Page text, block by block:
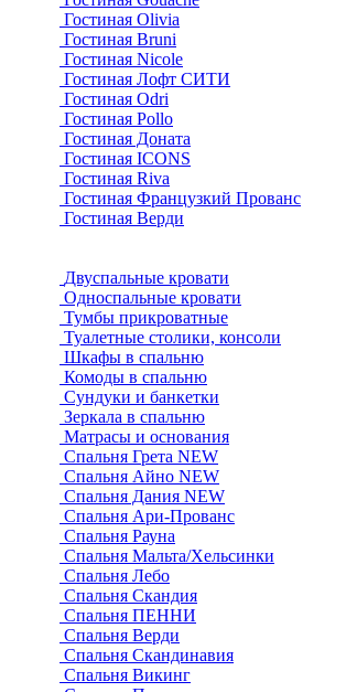
Гостиная Olivia
Гостиная Bruni
Гостиная Nicole
Гостиная Лофт СИТИ
Гостиная Odri
Гостиная Pollo
Гостиная Доната
Гостиная ICONS
Гостиная Riva
Гостиная Французкий Прованс
Гостиная Верди
Двуспальные кровати
Односпальные кровати
Тумбы прикроватные
Туалетные столики, консоли
Шкафы в спальню
Комоды в спальню
Сундуки и банкетки
Зеркала в спальню
Матрасы и основания
Спальня Грета NEW
Спальня Айно NEW
Спальня Дания NEW
Спальня Ари-Прованс
Спальня Рауна
Спальня Мальта/Хельсинки
Спальня Лебо
Спальня Скандия
Спальня ПЕННИ
Спальня Верди
Спальня Скандинавия
Спальня Викинг